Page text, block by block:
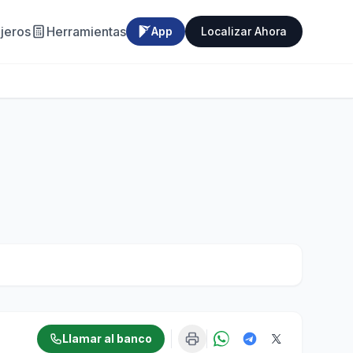
Herramientas App Localizar Ahora
Llamar al banco